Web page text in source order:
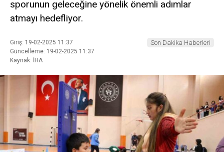
sporunun geleceğine yönelik önemli adımlar
atmayı hedefliyor.
Giriş: 19-02-2025 11:37
Güncelleme: 19-02-2025 11:37
Kaynak: İHA
Son Dakika Haberleri